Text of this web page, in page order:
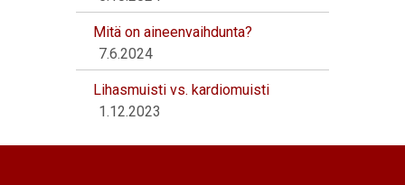
Mitä on aineenvaihdunta?
7.6.2024
Lihasmuisti vs. kardiomuisti
1.12.2023